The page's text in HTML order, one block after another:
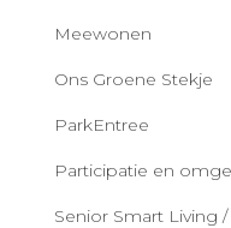
Meewonen
Ons Groene Stekje
ParkEntree
Participatie en
Senior Smart Living